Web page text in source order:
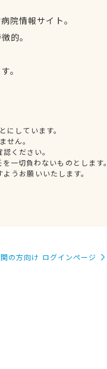
院情報サイト。
的。
。
しています。
せん。
ください。
一切負わないものとします。
うお願いいたします。
の方向け ログインページ